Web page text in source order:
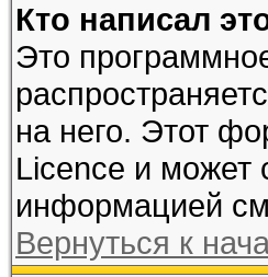
Кто написал
Это
на него. Этот
Licence и может
информацией
Вернуться к